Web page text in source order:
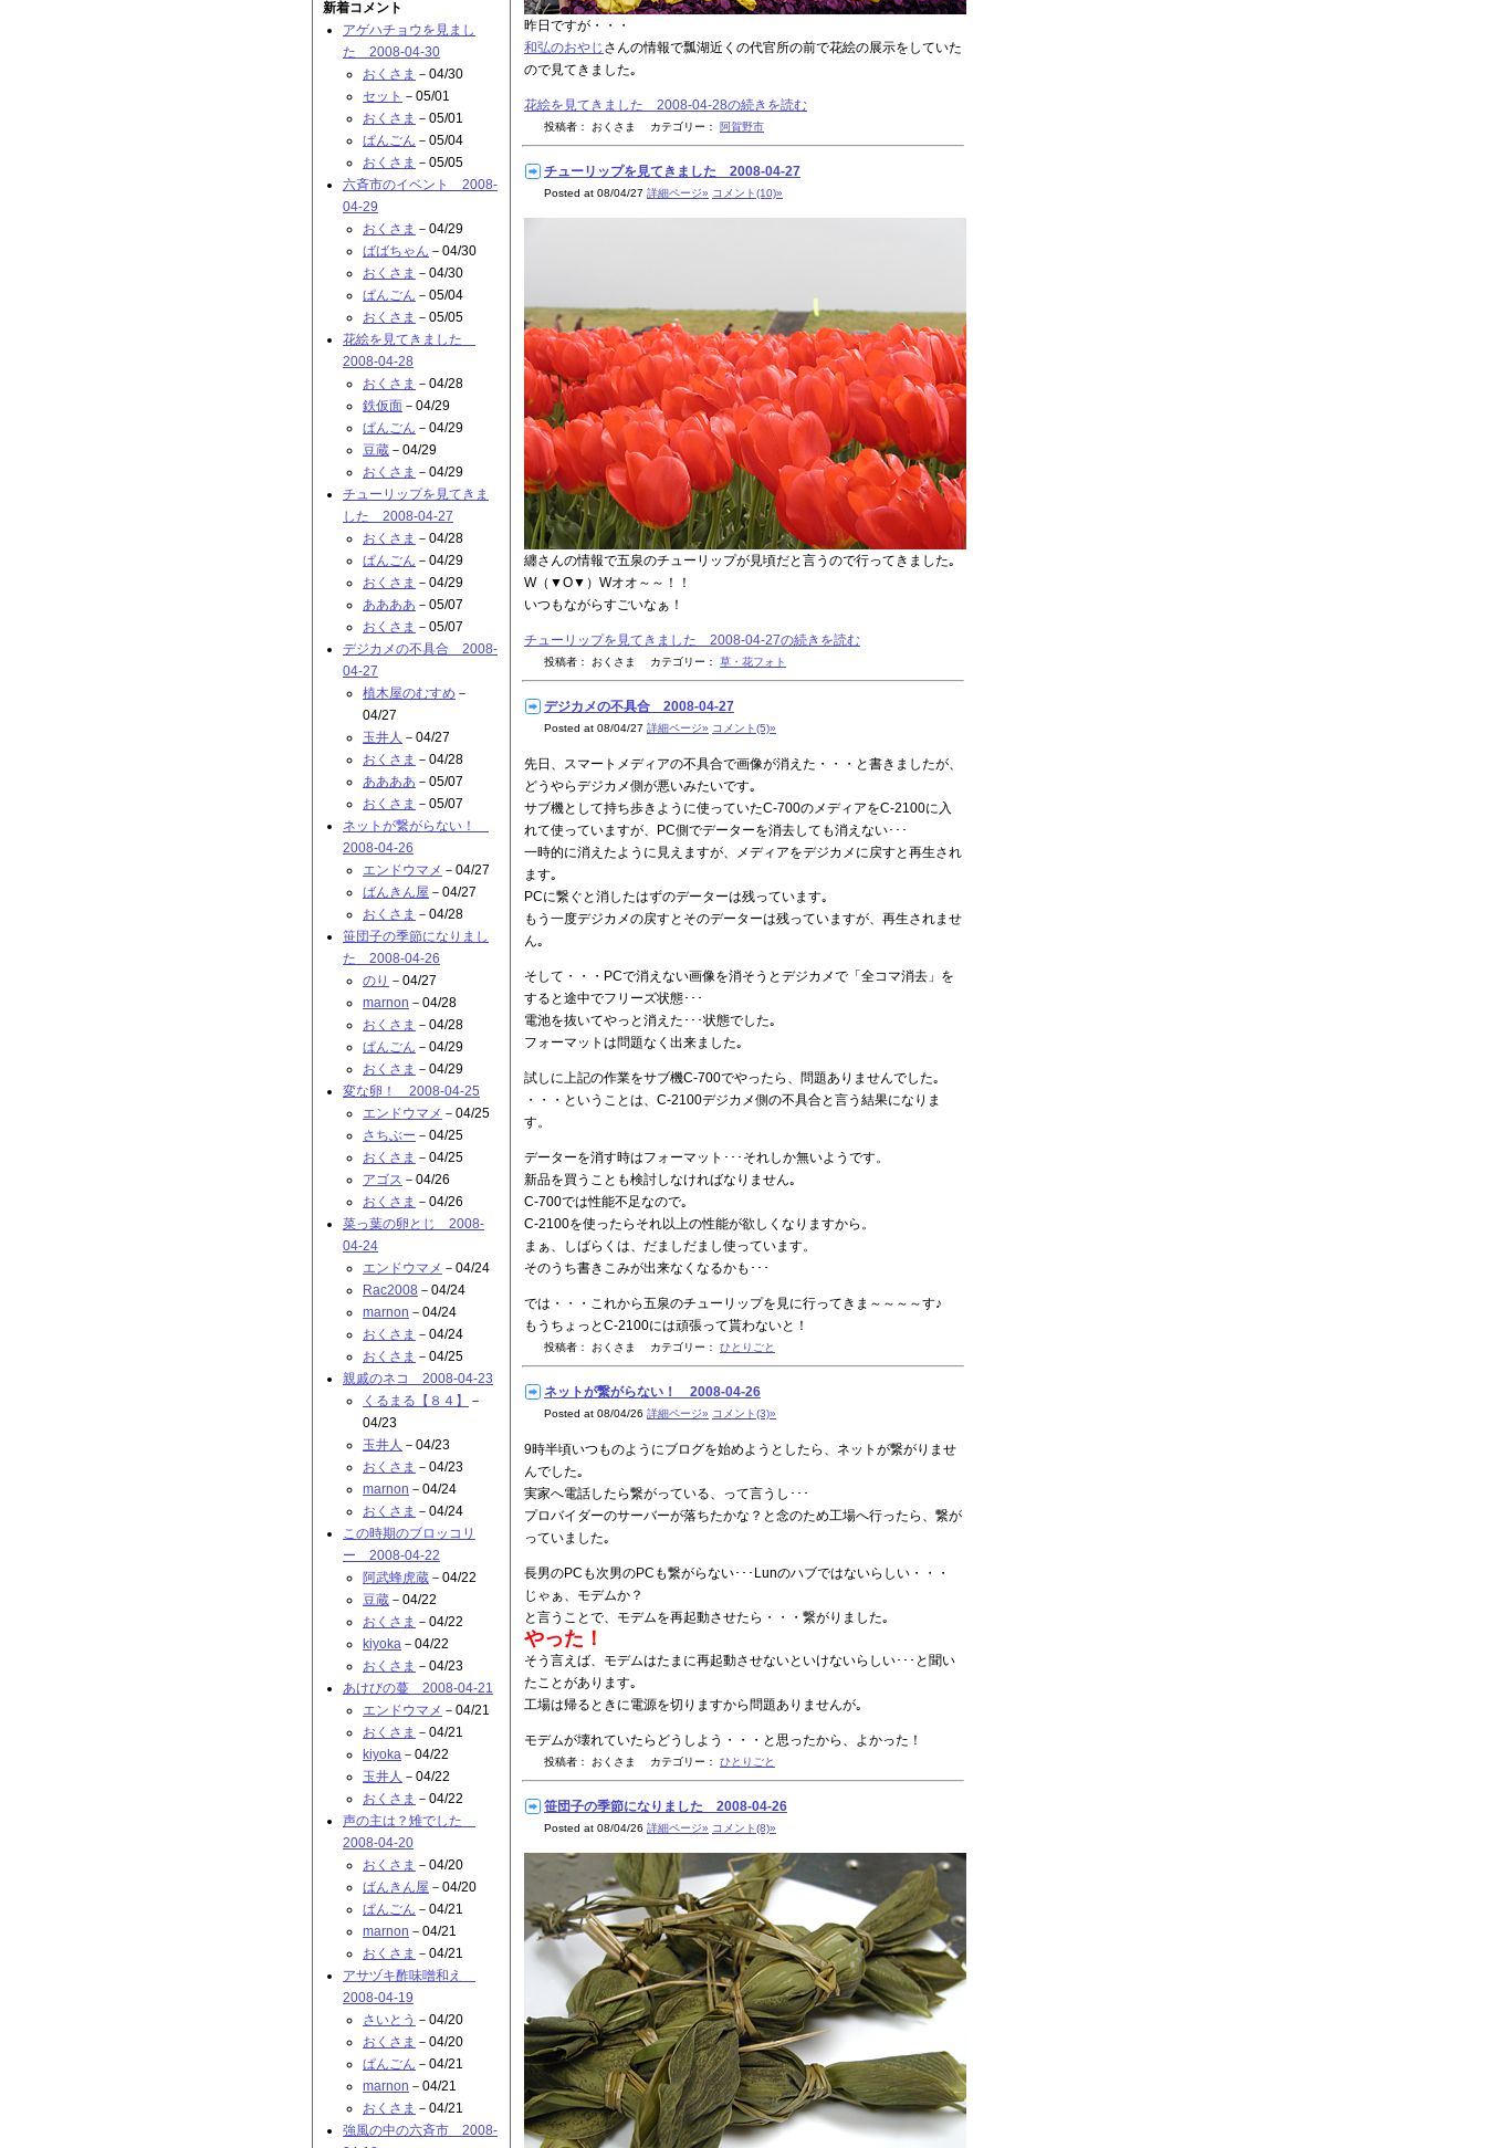
昨日ですが・・・
和弘のおやじ さんの情報で瓢湖近くの代官所の前で花絵の展示をしていた
ので見てきました｡
花絵を見てきました 2008-04-28の続きを読む
投稿者： おくさま カテゴリー： 阿賀野市
チューリップを見てきました 2008-04-27
Posted at 08/04/27 詳細ページ» コメント(10)»
纏さんの情報で五泉のチューリップが見頃だと言うので行ってきました｡
W（▼O▼）Wオオ～～！！
いつもながらすごいなぁ！
チューリップを見てきました 2008-04-27の続きを読む
投稿者： おくさま カテゴリー： 草・花フォト
デジカメの不具合 2008-04-27
Posted at 08/04/27 詳細ページ» コメント(5)»
先日、スマートメディアの不具合で画像が消えた・・・と書きましたが、
どうやらデジカメ側が悪いみたいです｡
サブ機として持ち歩きように使っていたC-700のメディアをC-2100に入
れて使っていますが、PC側でデーターを消去しても消えない･･･
一時的に消えたように見えますが、メディアをデジカメに戻すと再生され
ます｡
PCに繋ぐと消したはずのデーターは残っています｡
もう一度デジカメの戻すとそのデーターは残っていますが、再生されませ
ん｡
そして・・・PCで消えない画像を消そうとデジカメで「全コマ消去」を
すると途中でフリーズ状態･･･
電池を抜いてやっと消えた･･･状態でした｡
フォーマットは問題なく出来ました｡
試しに上記の作業をサブ機C-700でやったら、問題ありませんでした｡
・・・ということは、C-2100デジカメ側の不具合と言う結果になりま
す。
データーを消す時はフォーマット･･･それしか無いようです。
新品を買うことも検討しなければなりません｡
C-700では性能不足なので｡
C-2100を使ったらそれ以上の性能が欲しくなりますから。
まぁ、しばらくは、だましだまし使っています。
そのうち書きこみが出来なくなるかも･･･
では・・・これから五泉のチューリップを見に行ってきま～～～～す♪
もうちょっとC-2100には頑張って貰わないと！
投稿者： おくさま カテゴリー： ひとりごと
ネットが繋がらない！ 2008-04-26
Posted at 08/04/26 詳細ページ» コメント(3)»
9時半頃いつものようにブログを始めようとしたら、ネットが繋がりませ
んでした｡
実家へ電話したら繋がっている、って言うし･･･
プロバイダーのサーバーが落ちたかな？と念のため工場へ行ったら、繋が
っていました｡
長男のPCも次男のPCも繋がらない･･･Lunのハブではないらしい・・・
じゃぁ、モデムか？
と言うことで、モデムを再起動させたら・・・繋がりました｡
やった！
そう言えば、モデムはたまに再起動させないといけないらしい･･･と聞い
たことがあります｡
工場は帰るときに電源を切りますから問題ありませんが｡
モデムが壊れていたらどうしよう・・・と思ったから、よかった！
投稿者： おくさま カテゴリー： ひとりごと
笹団子の季節になりました 2008-04-26
Posted at 08/04/26 詳細ページ» コメント(8)»
新着コメント
アゲハチョウを見まし
た 2008-04-30
おくさま －04/30
セット －05/01
おくさま －05/01
ぱんごん －05/04
おくさま －05/05
六斉市のイベント 2008-
04-29
おくさま －04/29
ばばちゃん －04/30
おくさま －04/30
ぱんごん －05/04
おくさま －05/05
花絵を見てきました
2008-04-28
おくさま －04/28
鉄仮面 －04/29
ぱんごん －04/29
豆蔵 －04/29
おくさま －04/29
チューリップを見てきま
した 2008-04-27
おくさま －04/28
ぱんごん －04/29
おくさま －04/29
ああああ －05/07
おくさま －05/07
デジカメの不具合 2008-
04-27
植木屋のむすめ －
04/27
玉井人 －04/27
おくさま －04/28
ああああ －05/07
おくさま －05/07
ネットが繋がらない！
2008-04-26
エンドウマメ －04/27
ばんきん屋 －04/27
おくさま －04/28
笹団子の季節になりまし
た 2008-04-26
のり －04/27
marnon －04/28
おくさま －04/28
ぱんごん －04/29
おくさま －04/29
変な卵！ 2008-04-25
エンドウマメ －04/25
さちぶー －04/25
おくさま －04/25
アゴス －04/26
おくさま －04/26
菜っ葉の卵とじ 2008-
04-24
エンドウマメ －04/24
Rac2008 －04/24
marnon －04/24
おくさま －04/24
おくさま －04/25
親戚のネコ 2008-04-23
くるまる【８４】
－
04/23
玉井人 －04/23
おくさま －04/23
marnon －04/24
おくさま －04/24
この時期のブロッコリ
ー 2008-04-22
阿武蜂虎蔵 －04/22
豆蔵 －04/22
おくさま －04/22
kiyoka －04/22
おくさま －04/23
あけびの蔓 2008-04-21
エンドウマメ －04/21
おくさま －04/21
kiyoka －04/22
玉井人 －04/22
おくさま －04/22
声の主は？雉でした
2008-04-20
おくさま －04/20
ばんきん屋 －04/20
ぱんごん －04/21
marnon －04/21
おくさま －04/21
アサヅキ酢味噌和え
2008-04-19
さいとう －04/20
おくさま －04/20
ぱんごん －04/21
marnon －04/21
おくさま －04/21
強風の中の六斉市 2008-